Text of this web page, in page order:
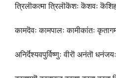
त्रिलॊकत्मा त्रिलॊकॆशः कॆशवः
कामदॆवः कामपालः कामीकांतः
अनिर्दॆश्यवपुर्विष्णुः वीरॊ अनंतॊ धनंजयः